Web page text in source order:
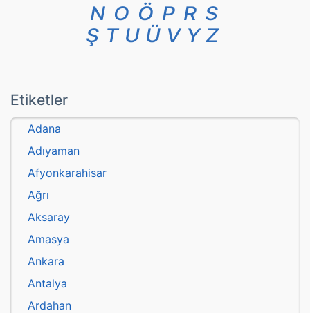
N O Ö P R S
Ş T U Ü V Y Z
Etiketler
Adana
Adıyaman
Afyonkarahisar
Ağrı
Aksaray
Amasya
Ankara
Antalya
Ardahan